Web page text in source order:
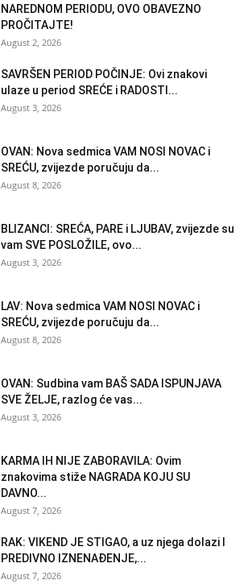
NAREDNOM PERIODU, OVO OBAVEZNO
PROČITAJTE!
August 2, 2026
SAVRŠEN PERIOD POČINJE: Ovi znakovi
ulaze u period SREĆE i RADOSTI...
August 3, 2026
OVAN: Nova sedmica VAM NOSI NOVAC i
SREĆU, zvijezde poručuju da...
August 8, 2026
BLIZANCI: SREĆA, PARE i LJUBAV, zvijezde su
vam SVE POSLOŽILE, ovo...
August 3, 2026
LAV: Nova sedmica VAM NOSI NOVAC i
SREĆU, zvijezde poručuju da...
August 8, 2026
OVAN: Sudbina vam BAŠ SADA ISPUNJAVA
SVE ŽELJE, razlog će vas...
August 3, 2026
KARMA IH NIJE ZABORAVILA: Ovim
znakovima stiže NAGRADA KOJU SU
DAVNO...
August 7, 2026
RAK: VIKEND JE STIGAO, a uz njega dolazi I
PREDIVNO IZNENAĐENJE,...
August 7, 2026